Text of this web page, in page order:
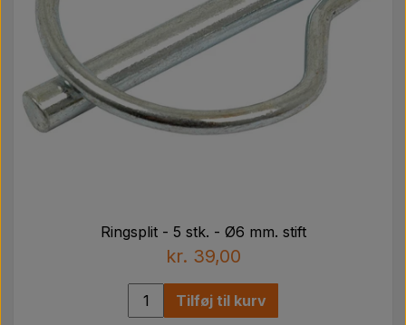
Ringsplit - 5 stk. - Ø6 mm. stift
kr. 39,00
Tilføj til kurv